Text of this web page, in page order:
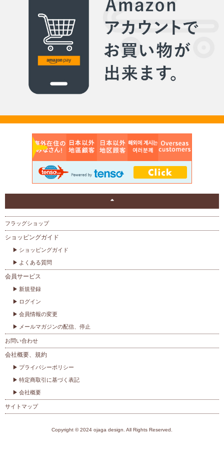
フラッグショップ
ショッピングガイド
ショッピングガイド
よくある質問
会員サービス
新規登録
ログイン
会員情報の変更
メールマガジンの配信、停止
お問い合わせ
会社概要、規約
プライバシーポリシー
特定商取引に基づく表記
会社概要
サイトマップ
Copyright © 2024 ojaga design. All Rights Reserved.